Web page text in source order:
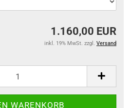
1.160,00 EUR
inkl. 19% MwSt. zzgl. Versand